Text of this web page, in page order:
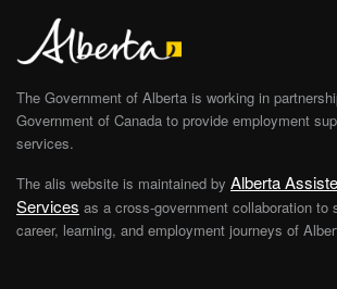
The Government of Alberta is working in
Government of Canada to provide employment
services.
The alis website is maintained by Alberta
Services as a cross-government collaboration to
career, learning, and employment journeys of